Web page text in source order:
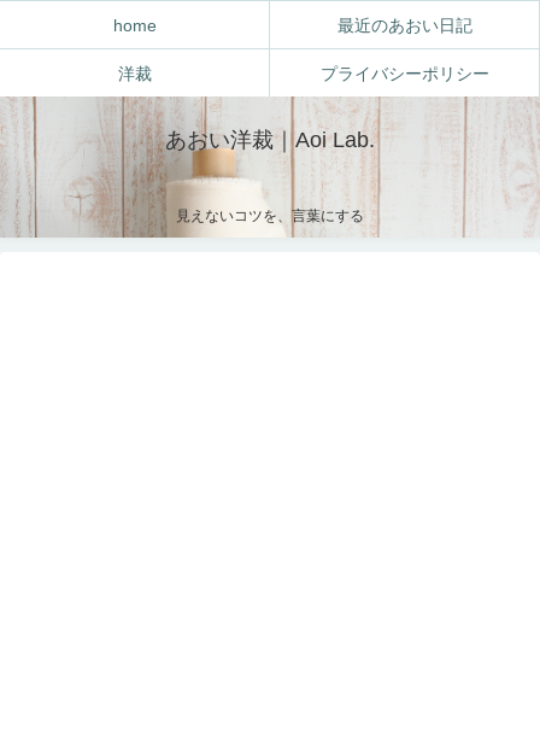
あおい洋裁｜Aoi Lab.
見えないコツを、言葉にする
home 最近のあおい日記
洋裁 プライバシーポリシー